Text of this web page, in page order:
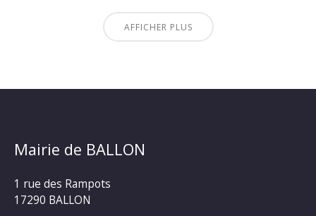
AFFICHER PLUS
Mairie de BALLON
1 rue des Rampots
17290 BALLON